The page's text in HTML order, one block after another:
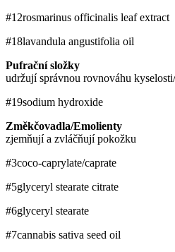
#12rosmarinus officinalis leaf extract
#18lavandula angustifolia oil
Pufrační složky
udržují správnou rovnováhu
#19sodium hydroxide
Změkčovadla/Emolienty
zjemňují a zvláčňují pokožku
#3coco-caprylate/caprate
#5glyceryl stearate citrate
#6glyceryl stearate
#7cannabis sativa seed oil